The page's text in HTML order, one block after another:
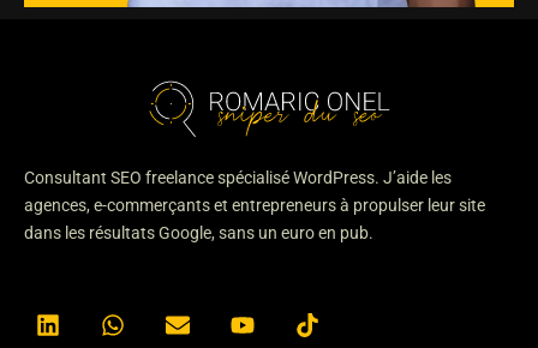
Consultant SEO freelance spécialisé WordPress. J’aide les
agences, e-commerçants et entrepreneurs à propulser leur site
dans les résultats Google, sans un euro en pub.
i
n
h
a
n
v
o
u
i
k